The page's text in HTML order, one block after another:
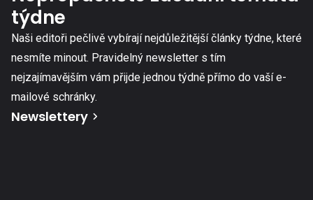
týdne
Naši editoři pečlivě vybírají nejdůležitější články týdne, které
nesmíte minout. Pravidelný newsletter s tím
nejzajímavějším vám přijde jednou týdně přímo do vaší e-
mailové schránky.
Newslettery